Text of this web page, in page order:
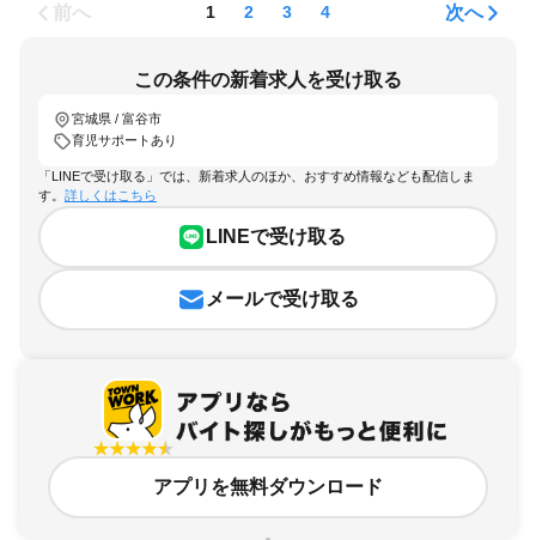
前へ 1 2 3 4 次へ
この条件の新着求人を受け取る
宮城県 / 富谷市
育児サポートあり
「LINEで受け取る」では、新着求人のほか、おすすめ情報なども配信しま
す。 詳しくはこちら
LINEで受け取る
メールで受け取る
アプリを無料ダウンロード